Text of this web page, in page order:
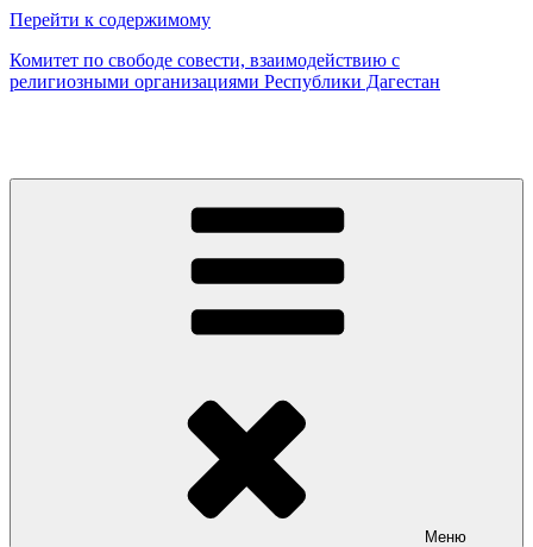
Перейти к содержимому
Комитет по свободе совести, взаимодействию с
религиозными организациями Республики Дагестан
Меню